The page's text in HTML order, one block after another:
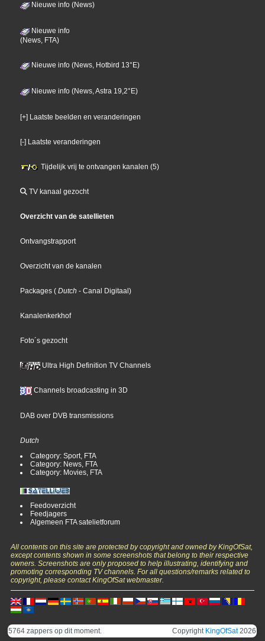
Nieuwe info (News)
Nieuwe info
(News, FTA)
Nieuwe info (News, Hotbird 13°E)
Nieuwe info (News, Astra 19,2°E)
[+] Laatste beelden en veranderingen
[-] Laatste veranderingen
Tijdelijk vrij te ontvangen kanalen (5)
TV kanaal gezocht
Overzicht van de satellieten
Ontvangstrapport
Overzicht van de kanalen
Packages ( Dutch - Canal Digitaal)
Kanalenkerkhof
Foto´s gezocht
Ultra High Definition TV Channels
Channels broadcasting in 3D
DAB over DVB transmissions
Dutch
Category: Sport, FTA
Category: News, FTA
Category: Movies, FTA
Feedoverzicht
Feedjagers
Algemeen FTA satelietforum
All contents on this site are protected by copyright and owned by KingOfSat,
except contents shown in some screenshots that belong to their respective
owners. Screenshots are only proposed to help illustrating, identifying and
promoting corresponding TV channels. For all questions/remarks related to
copyright, please contact KingOfSat webmaster.
5764 zappers op dit moment. Copyright KingOfSat2026